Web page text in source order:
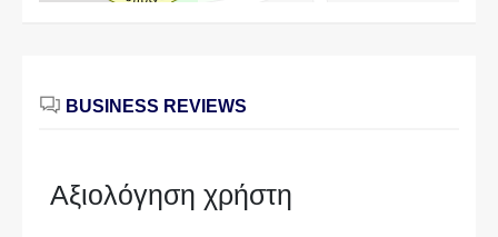
BUSINESS REVIEWS
Αξιολόγηση χρήστη